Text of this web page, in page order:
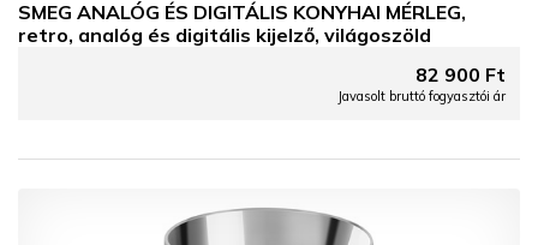
SMEG ANALÓG ÉS DIGITÁLIS KONYHAI MÉRLEG,
retro, analóg és digitális kijelző, világoszöld
82 900 Ft
Javasolt bruttó fogyasztói ár